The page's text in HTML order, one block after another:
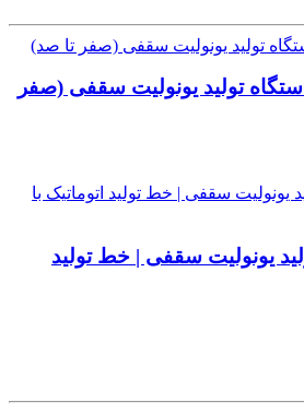
تولید یونولیت سقفی (صفر
یونولیت سقفی | خط تولید